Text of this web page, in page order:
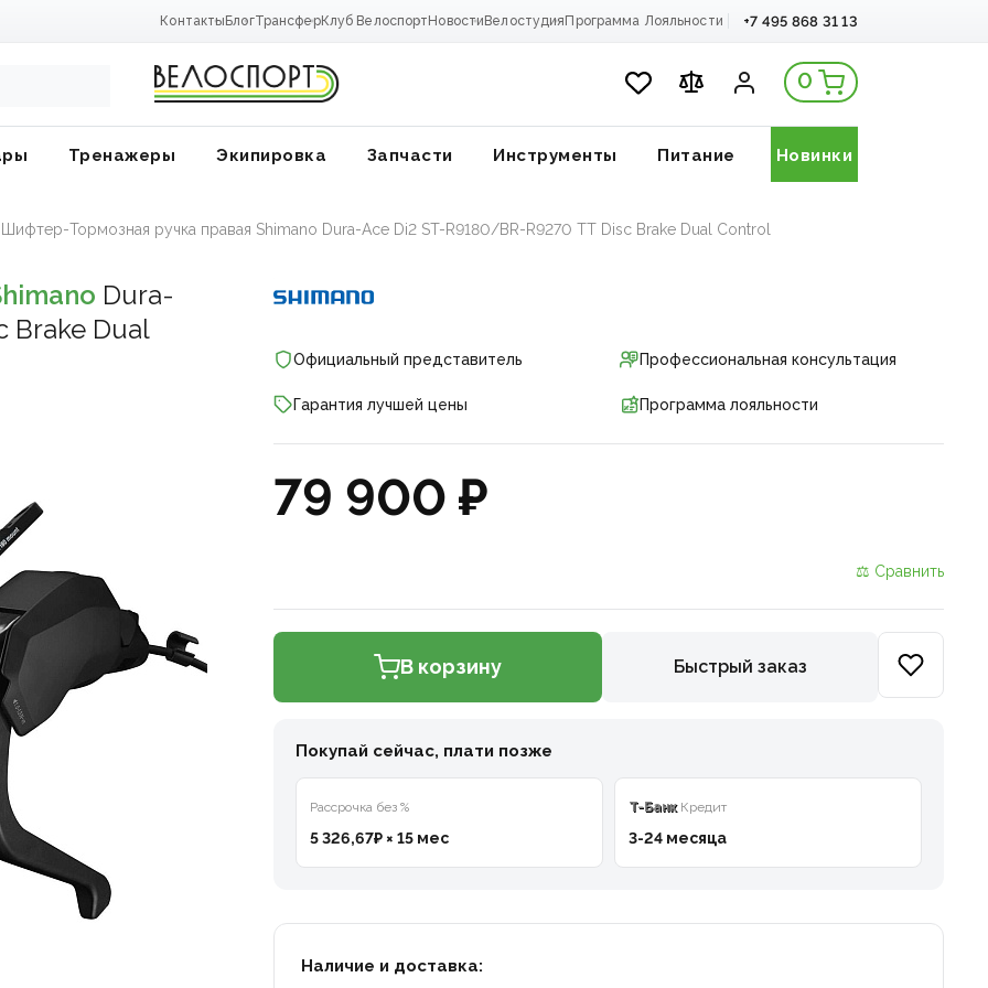
Контакты БлогТрансферКлуб Велоспорт Новости Велостудия Программа Лояльности +7 495 868 31 13
0
Тренажеры Экипировка Запчасти Инструменты Питание Новинки
Шифтер-Тормозная ручка правая Shimano Dura-Ace Di2 ST-R9180/BR-R9270 TT Disc Brake Dual Control
Dura-
Brake Dual
Официальный представитель Профессиональная консультация
Гарантия лучшей цены Программа лояльности
79 900 ₽
⚖ Сравнить
В корзину Быстрый заказ
Покупай сейчас, плати позже
Рассрочка без %
5 326,67₽ × 15 мес
T-БанкКредит
3-24 месяца
Наличие и доставка: